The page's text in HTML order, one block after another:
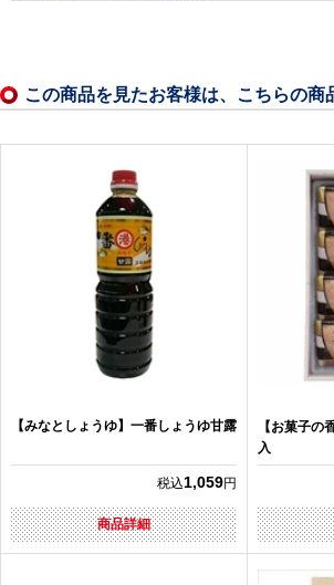
この商品を見たお客様は、こちらの商
【みなとしょうゆ】一番しょうゆ甘露
税込1,059円
商品詳細
【お菓子
入